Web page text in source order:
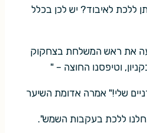
ללכת לאיבוד? יש לכן בכלל
את ראש המשלחת בצחקוק
וטיפסנו החוצה – "
שלי!" אמרה אדומת השיער
ללכת בעקבות השמש".